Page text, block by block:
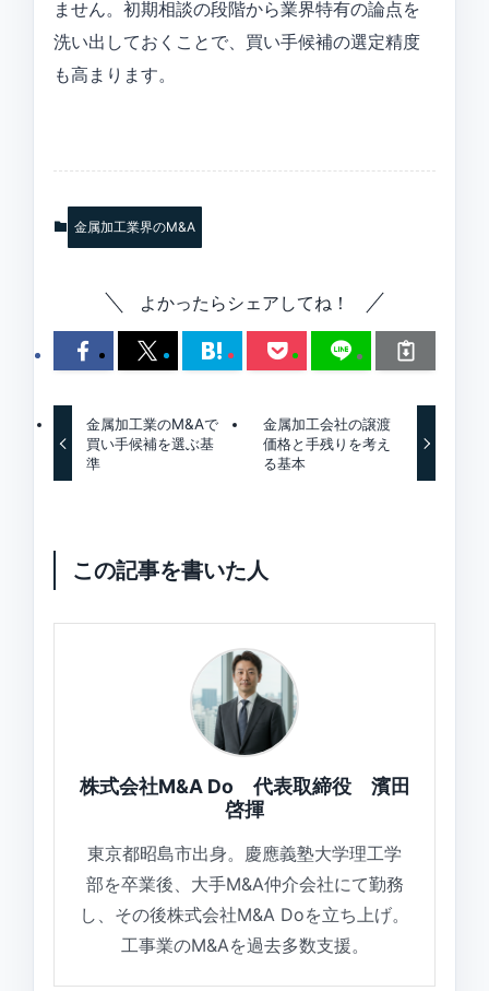
ません。初期相談の段階から業界特有の論点を
洗い出しておくことで、買い手候補の選定精度
も高まります。
金属加工業界のM&A
よかったらシェアしてね！
金属加工業のM&Aで
買い手候補を選ぶ基
準
金属加工会社の譲渡
価格と手残りを考え
る基本
この記事を書いた人
株式会社M&A Do 代表取締役 濱田
啓揮
東京都昭島市出身。慶應義塾大学理工学
部を卒業後、大手M&A仲介会社にて勤務
し、その後株式会社M&A Doを立ち上げ。
工事業のM&Aを過去多数支援。